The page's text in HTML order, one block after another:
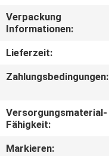
KONTAKT
UNS
EIN
ANGEBOT
Verpackung
Informationen:
Lieferzeit:
Zahlungsbedingungen:
Versorgungsmaterial-
Fähigkeit:
Markieren: